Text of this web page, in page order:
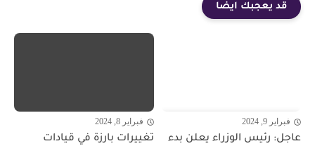
قد يعجبك ايضا
فبراير 9, 2024
عاجل: رئيس الوزراء يعلن بدء
فبراير 8, 2024
تغييرات بارزة في قيادات